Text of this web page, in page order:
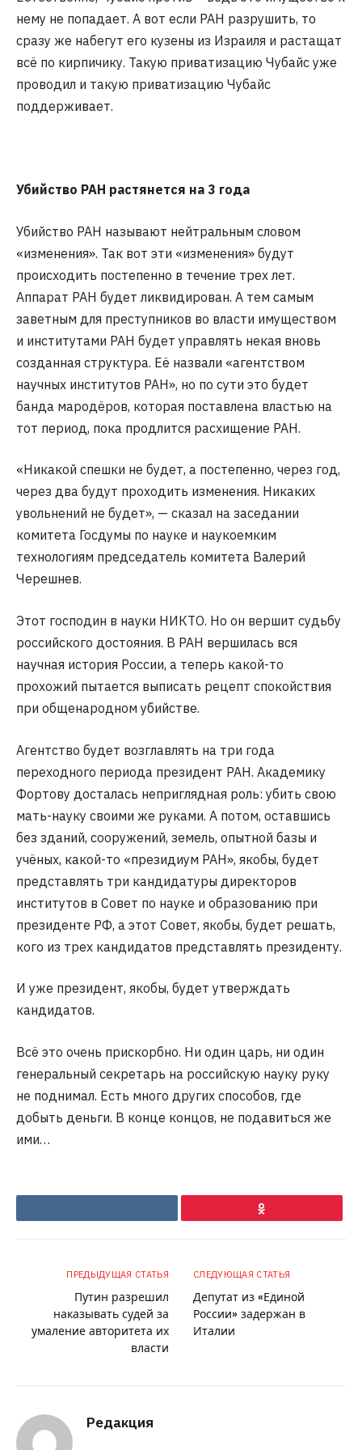
нему не попадает. А вот если РАН разрушить, то
сразу же набегут его кузены из Израиля и растащат
всё по кирпичику. Такую приватизацию Чубайс уже
проводил и такую приватизацию Чубайс
поддерживает.
Убийство РАН растянется на 3 года
Убийство РАН называют нейтральным словом
«изменения». Так вот эти «изменения» будут
происходить постепенно в течение трех лет.
Аппарат РАН будет ликвидирован. А тем самым
заветным для преступников во власти имуществом
и институтами РАН будет управлять некая вновь
созданная структура. Её назвали «агентством
научных институтов РАН», но по сути это будет
банда мародёров, которая поставлена властью на
тот период, пока продлится расхищение РАН.
«Никакой спешки не будет, а постепенно, через год,
через два будут проходить изменения. Никаких
увольнений не будет», — сказал на заседании
комитета Госдумы по науке и наукоемким
технологиям председатель комитета Валерий
Черешнев.
Этот господин в науки НИКТО. Но он вершит судьбу
российского достояния. В РАН вершилась вся
научная история России, а теперь какой-то
прохожий пытается выписать рецепт спокойствия
при общенародном убийстве.
Агентство будет возглавлять на три года
переходного периода президент РАН. Академику
Фортову досталась неприглядная роль: убить свою
мать-науку своими же руками. А потом, оставшись
без зданий, сооружений, земель, опытной базы и
учёных, какой-то «президиум РАН», якобы, будет
представлять три кандидатуры директоров
институтов в Совет по науке и образованию при
президенте РФ, а этот Совет, якобы, будет решать,
кого из трех кандидатов представлять президенту.
И уже президент, якобы, будет утверждать
кандидатов.
Всё это очень прискорбно. Ни один царь, ни один
генеральный секретарь на российскую науку руку
не поднимал. Есть много других способов, где
добыть деньги. В конце концов, не подавиться же
ими…
Ok
ПРЕДЫДУЩАЯ СТАТЬЯ
Путин разрешил
наказывать судей за
умаление авторитета их
власти
СЛЕДУЮЩАЯ СТАТЬЯ
Депутат из «Единой
России» задержан в
Италии
Редакция